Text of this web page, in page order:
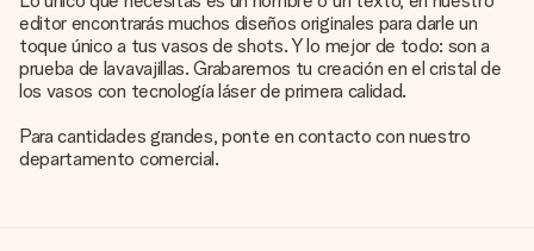
editor encontrarás muchos diseños originales para darle un
toque único a tus vasos de shots. Y lo mejor de todo: son a
prueba de lavavajillas. Grabaremos tu creación en el cristal de
los vasos con tecnología láser de primera calidad.
Para cantidades grandes, ponte en contacto con nuestro
departamento comercial.